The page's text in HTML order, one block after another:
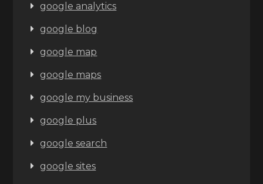
google analytics
google blog
google map
google maps
google my business
google plus
google search
google sites